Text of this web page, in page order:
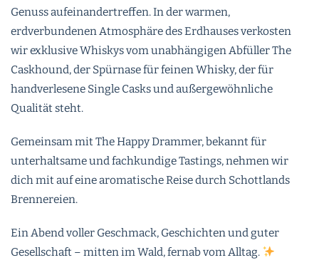
Genuss aufeinandertreffen. In der warmen,
erdverbundenen Atmosphäre des Erdhauses verkosten
wir exklusive Whiskys vom unabhängigen Abfüller The
Caskhound, der Spürnase für feinen Whisky, der für
handverlesene Single Casks und außergewöhnliche
Qualität steht.
Gemeinsam mit The Happy Drammer, bekannt für
unterhaltsame und fachkundige Tastings, nehmen wir
dich mit auf eine aromatische Reise durch Schottlands
Brennereien.
Ein Abend voller Geschmack, Geschichten und guter
Gesellschaft – mitten im Wald, fernab vom Alltag.